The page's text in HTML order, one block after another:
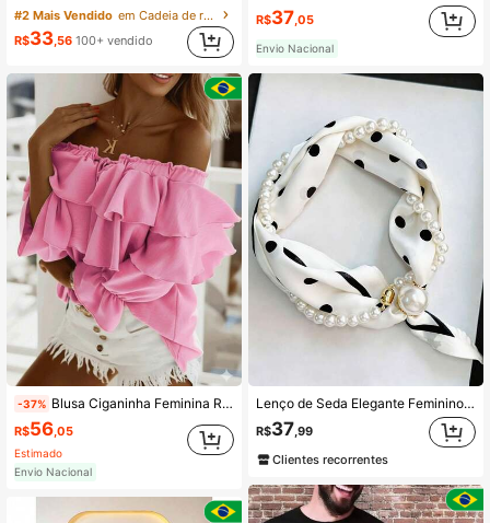
#2 Mais Vendido
em Cadeia de roupas femininas
R$33,56 100+ vendido
-37% Blusa Ciganinha Feminina Rosa com Babados – Ombro a Ombro
R$56,05
Estimado
Envio Nacional
R$37,05
Envio Nacional
Lenço de Seda Elegante Feminino 2 Peças, Lenço Colar Primavera/Verão, Lenço Decorativo Multifuncional de Cor Sólida Moda Moderna, Lenço Quadrado com Fivela de Metal Feminino, Adequado para Uso Diário
R$37,99
Clientes recorrentes